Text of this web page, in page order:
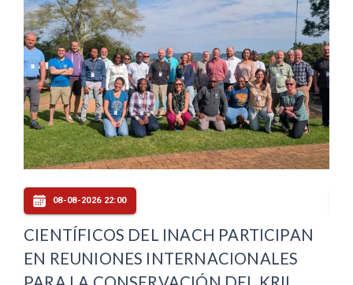
08-08-2026 22:00
CIENTÍFICOS DEL INACH PARTICIPAN
EN REUNIONES INTERNACIONALES